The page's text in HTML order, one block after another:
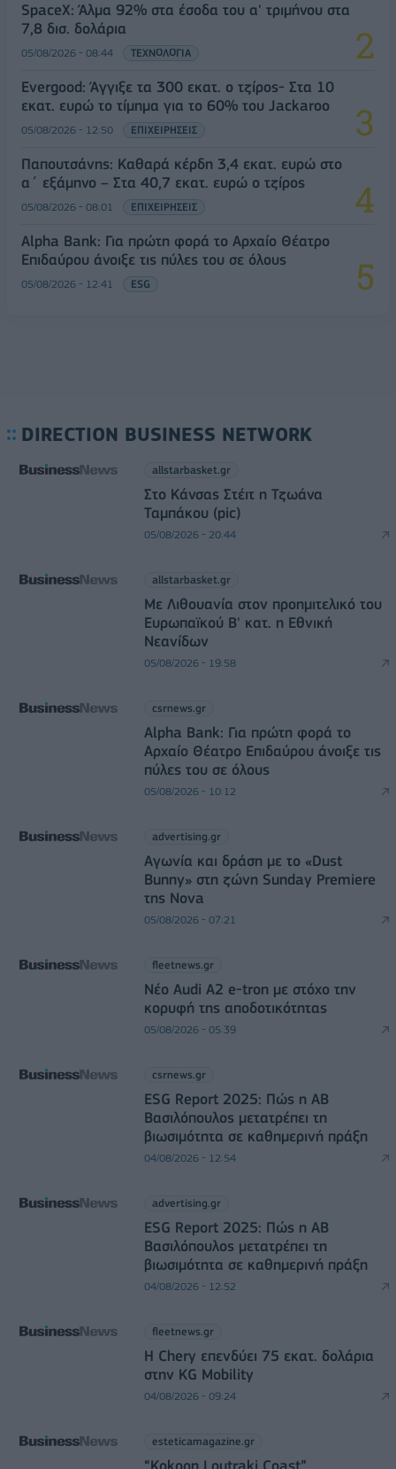
SpaceX: Άλμα 92% στα έσοδα του α' τριμήνου στα
7,8 δισ. δολάρια
05/08/2026 - 08:44 ΤΕΧΝΟΛΟΓΙΑ
Evergood: Άγγιξε τα 300 εκατ. ο τζίρος- Στα 10
εκατ. ευρώ το τίμημα για το 60% του Jackaroo
05/08/2026 - 12:50 ΕΠΙΧΕΙΡΗΣΕΙΣ
Παπουτσάνης: Καθαρά κέρδη 3,4 εκατ. ευρώ στο
α΄ εξάμηνο – Στα 40,7 εκατ. ευρώ ο τζίρος
05/08/2026 - 08:01 ΕΠΙΧΕΙΡΗΣΕΙΣ
Alpha Bank: Για πρώτη φορά το Αρχαίο Θέατρο
Επιδαύρου άνοιξε τις πύλες του σε όλους
05/08/2026 - 12:41 ESG
DIRECTION BUSINESS NETWORK
allstarbasket.gr
Στο Κάνσας Στέιτ η Τζωάνα
Ταμπάκου (pic)
05/08/2026 - 20:44
allstarbasket.gr
Με Λιθουανία στον προημιτελικό του
Ευρωπαϊκού Β' κατ. η Εθνική
Νεανίδων
05/08/2026 - 19:58
csrnews.gr
Alpha Bank: Για πρώτη φορά το
Αρχαίο Θέατρο Επιδαύρου άνοιξε τις
πύλες του σε όλους
05/08/2026 - 10:12
advertising.gr
Αγωνία και δράση με το «Dust
Bunny» στη ζώνη Sunday Premiere
της Nova
05/08/2026 - 07:21
fleetnews.gr
Νέο Audi A2 e-tron με στόχο την
κορυφή της αποδοτικότητας
05/08/2026 - 05:39
csrnews.gr
ESG Report 2025: Πώς η ΑΒ
Βασιλόπουλος μετατρέπει τη
βιωσιμότητα σε καθημερινή πράξη
04/08/2026 - 12:54
advertising.gr
ESG Report 2025: Πώς η ΑΒ
Βασιλόπουλος μετατρέπει τη
βιωσιμότητα σε καθημερινή πράξη
04/08/2026 - 12:52
fleetnews.gr
Η Chery επενδύει 75 εκατ. δολάρια
στην KG Mobility
04/08/2026 - 09:24
esteticamagazine.gr